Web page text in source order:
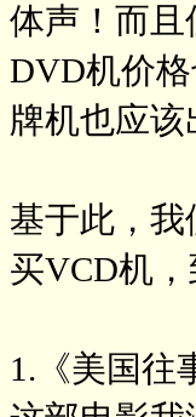
体声！而且
DVD机价
牌机也应
基于此，
买VCD机
1.《美国往